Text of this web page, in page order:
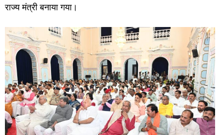
राज्य मंत्री बनाया गया।